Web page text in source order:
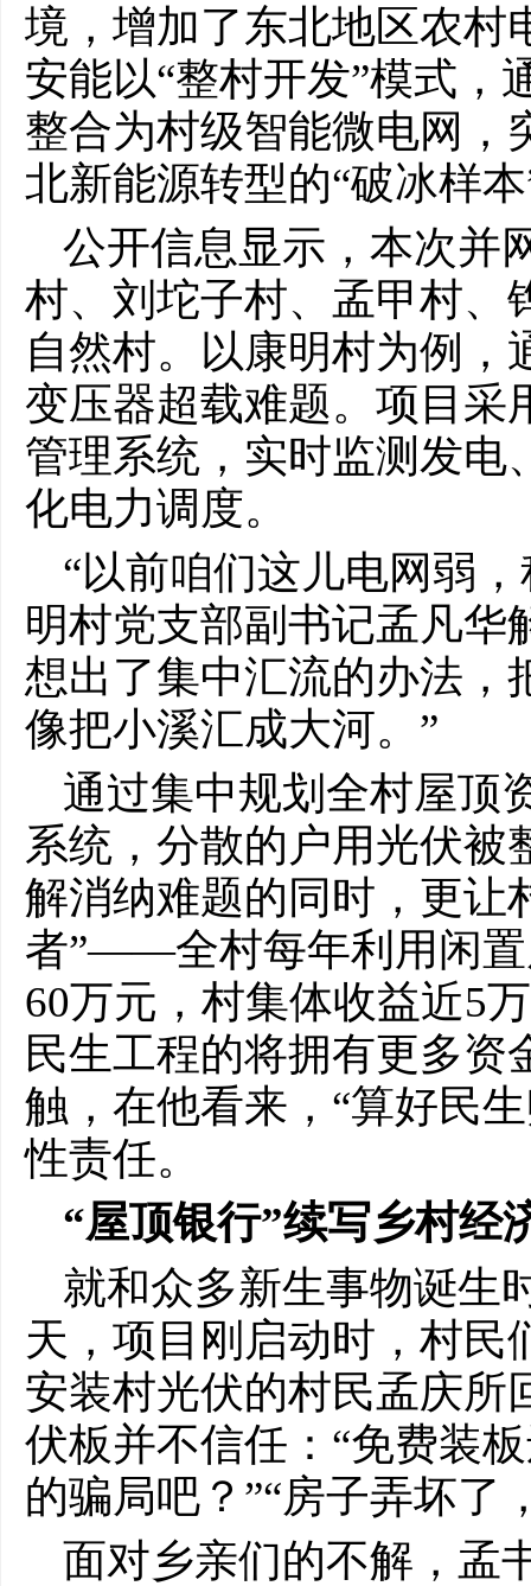
境，增加了东北地区农村
安能以“整村开发”模式，
整合为村级智能微电网，
北新能源转型的“破冰样
公开信息显示，本次并
村、刘坨子村、孟甲村、
自然村。以康明村为例，
变压器超载难题。项目采
管理系统，实时监测发电
化电力调度。
“以前咱们这儿电网弱
明村党支部副书记孟凡华
想出了集中汇流的办法，
像把小溪汇成大河。”
通过集中规划全村屋顶
系统，分散的户用光伏被
解消纳难题的同时，更让
者”——全村每年利用闲置
60万元，村集体收益近5
民生工程的将拥有更多资
触，在他看来，“算好民
性责任。
“屋顶银行”续写乡村经
就和众多新生事物诞生
天，项目刚启动时，村民
安装村光伏的村民孟庆所
伏板并不信任：“免费装
的骗局吧？”“房子弄坏
面对乡亲们的不解，孟